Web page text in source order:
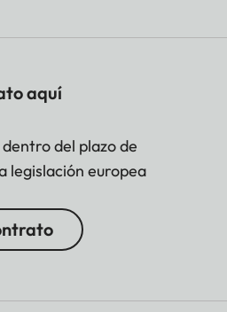
aquí
del plazo de
legislación europea